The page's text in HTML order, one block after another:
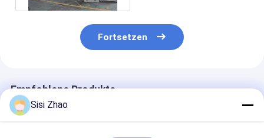
Fortsetzen
Empfohlene Produkte
Sisi Zhao